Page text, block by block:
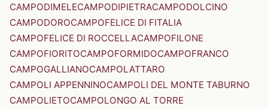
CAMPODIMELECAMPODIPIETRACAMPODOLCINO
CAMPODOROCAMPOFELICE DI FITALIA
CAMPOFELICE DI ROCCELLACAMPOFILONE
CAMPOFIORITOCAMPOFORMIDOCAMPOFRANCO
CAMPOGALLIANOCAMPOLATTARO
CAMPOLI APPENNINOCAMPOLI DEL MONTE TABURNO
CAMPOLIETOCAMPOLONGO AL TORRE